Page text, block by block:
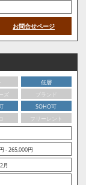
お問合せページ
低層
ズ
ブランド
SOHO可
フリーレント
- 265,000円
月